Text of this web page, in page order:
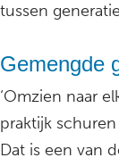
tussen
Gemengde
‘Omzien naar
praktijk
Dat is een van